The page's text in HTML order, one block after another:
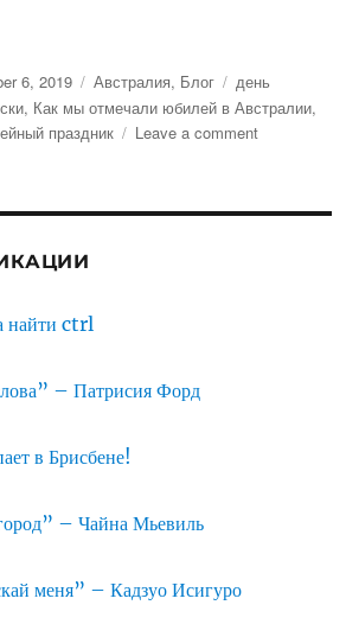
первый юбилей”
6, 2019 Categories
Австралия, Блог Tags
день
, Как мы отмечали юбилей в Австралии,
праздник
Leave a commenton
юбилей
найти ctrl
– Патрисия Форд
в Брисбене!
– Чайна Мьевиль
меня” – Кадзуо Исигуро